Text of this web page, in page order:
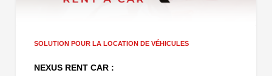
SOLUTION POUR LA LOCATION DE VÉHICULES
NEXUS RENT CAR :